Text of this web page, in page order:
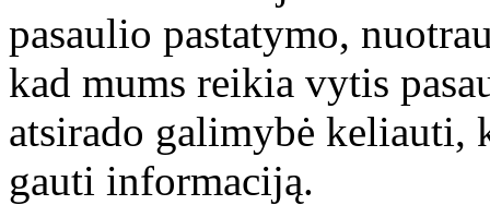
pasaulio pastatymo,
kad mums reikia vytis
atsirado galimybė keliauti,
gauti informaciją.